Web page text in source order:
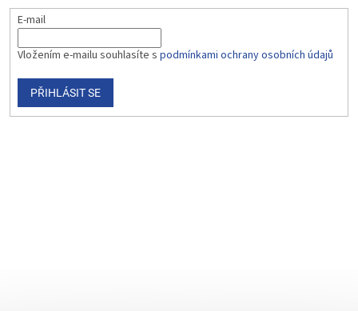
E-mail
Vložením e-mailu souhlasíte s podmínkami ochrany osobních údajů
PŘIHLÁSIT SE